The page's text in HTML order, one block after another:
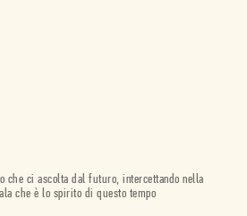
che ci ascolta dal futuro, intercettando nella
che è lo spirito di questo tempo